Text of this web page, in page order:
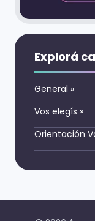
Explorá
General »
Vos elegís »
Orientación